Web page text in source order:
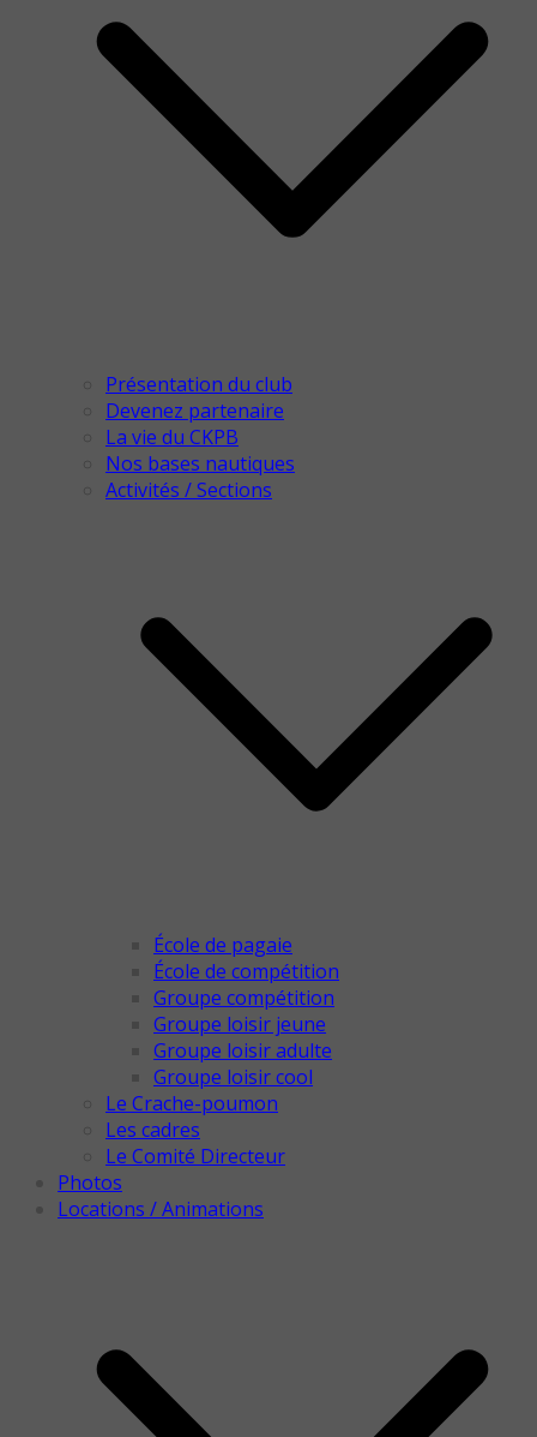
Présentation du club
Devenez partenaire
La vie du CKPB
Nos bases nautiques
Activités / Sections
École de pagaie
École de compétition
Groupe compétition
Groupe loisir jeune
Groupe loisir adulte
Groupe loisir cool
Le Crache-poumon
Les cadres
Le Comité Directeur
Photos
Locations / Animations